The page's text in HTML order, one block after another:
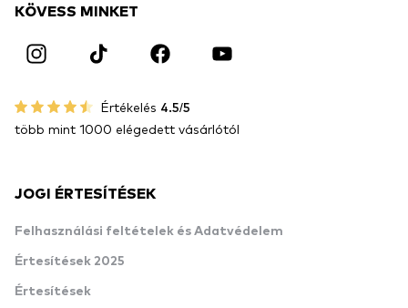
KÖVESS MINKET
Értékelés 4.5/5
több mint 1000 elégedett vásárlótól
JOGI ÉRTESÍTÉSEK
Felhasználási feltételek és Adatvédelem
Értesítések 2025
Értesítések